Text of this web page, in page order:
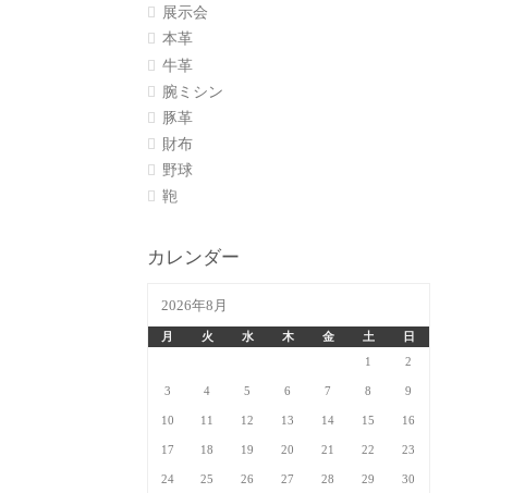
展示会
本革
牛革
腕ミシン
豚革
財布
野球
鞄
カレンダー
2026年8月
月 火 水 木 金 土
日
1
2
3 4 5 6 7 8 9
10 11 12 13 14 15 16
17 18 19 20 21 22 23
24 25 26 27 28 29 30